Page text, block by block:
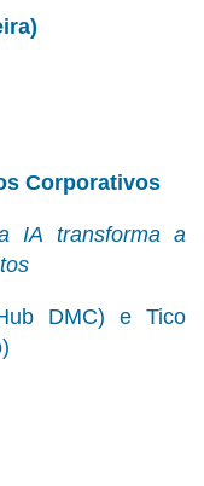
Corporativos
IA transforma a
DMC) e Tico